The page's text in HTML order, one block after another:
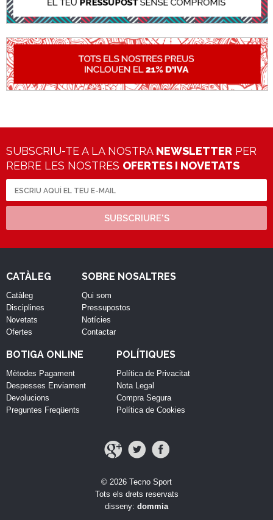
SUBSCRIU-TE A LA NOSTRA NEWSLETTER PER
REBRE LES NOSTRES OFERTES I NOVETATS
SUBSCRIURE'S
CATÀLEG
Catàleg
Disciplines
Novetats
Ofertes
SOBRE NOSALTRES
Qui som
Pressupostos
Notícies
Contactar
BOTIGA ONLINE
Mètodes Pagament
Despesses Enviament
Devolucions
Preguntes Freqüents
POLÍTIQUES
Política de Privacitat
Nota Legal
Compra Segura
Política de Cookies
© 2026 Tecno Sport
Tots els drets reservats
disseny: dommia